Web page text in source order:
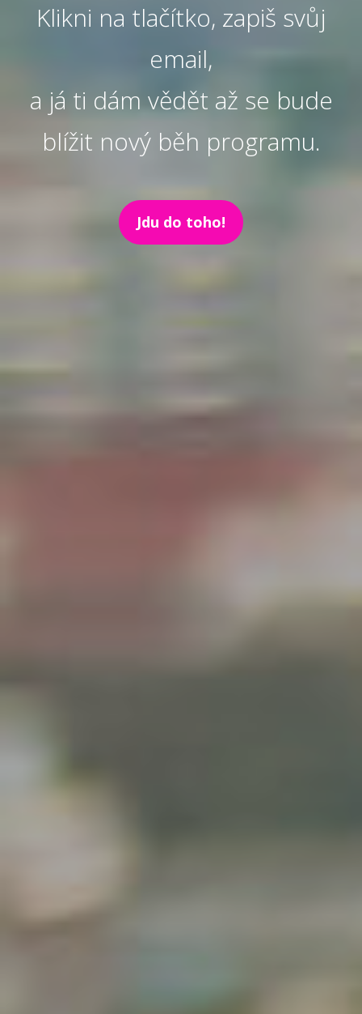
Klikni na tlačítko, zapiš svůj
email,
a já ti dám vědět až se bude
blížit nový běh programu.
Jdu do toho!